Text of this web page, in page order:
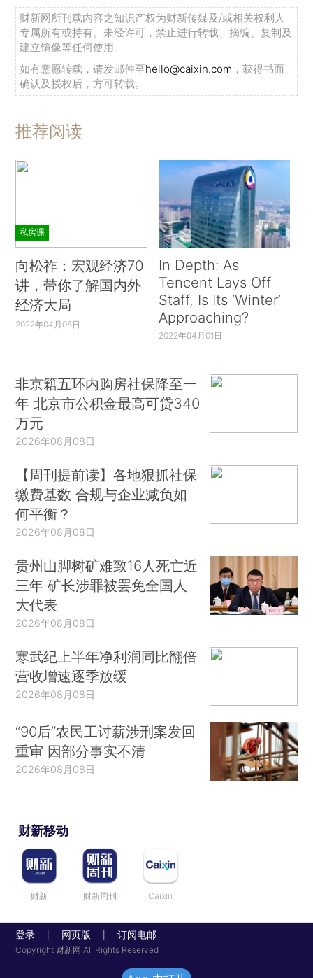
财新网所刊载内容之知识产权为财新传媒及/或相关权利人
专属所有或持有。未经许可，禁止进行转载、摘编、复制及
建立镜像等任何使用。
如有意愿转载，请发邮件至hello@caixin.com ，获得书面
确认及授权后，方可转载。
推荐阅读
私房课
向松祚：宏观经济70
讲，带你了解国内外
经济大局
2022年04月06日
In Depth: As
Tencent Lays Off
Staff, Is Its ‘Winter’
Approaching?
2022年04月01日
非京籍五环内购房社保降至一
年 北京市公积金最高可贷340
万元
2026年08月08日
【周刊提前读】各地狠抓社保
缴费基数 合规与企业减负如
何平衡？
2026年08月08日
贵州山脚树矿难致16人死亡近
三年 矿长涉罪被罢免全国人
大代表
2026年08月08日
寒武纪上半年净利润同比翻倍
营收增速逐季放缓
2026年08月08日
“90后”农民工讨薪涉刑案发回
重审 因部分事实不清
2026年08月08日
财新移动
财新 财新周刊 Caixin
登录 网页版 订阅电邮
Copyright 财新网 All Rights Reserved